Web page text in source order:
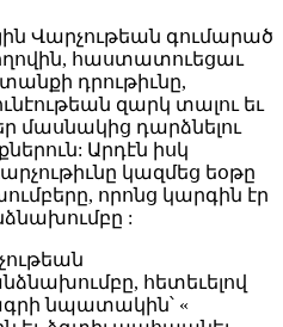
Վարչութեան գումարած
հաստատուեցաւ
դրութիւնը,
զարկ տալու եւ
մասնակից դարձնելու
Արդէն իսկ
կազմեց եօթը
որոնց կարգին էր
:
հետեւելով
նպատակին՝ «